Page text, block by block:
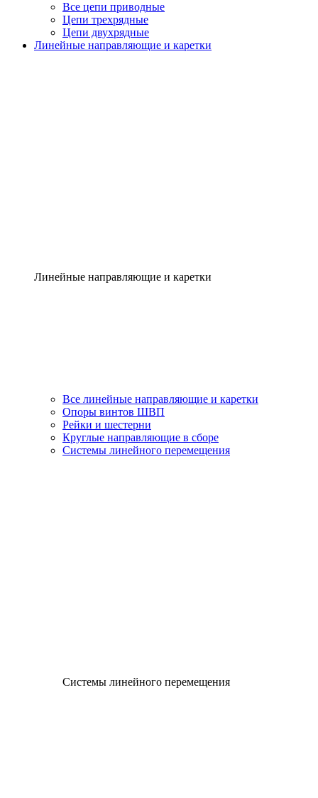
Все цепи приводные
Цепи трехрядные
Цепи двухрядные
Линейные направляющие и каретки
Линейные направляющие и каретки
Все линейные направляющие и каретки
Опоры винтов ШВП
Рейки и шестерни
Круглые направляющие в сборе
Системы линейного перемещения
Системы линейного перемещения